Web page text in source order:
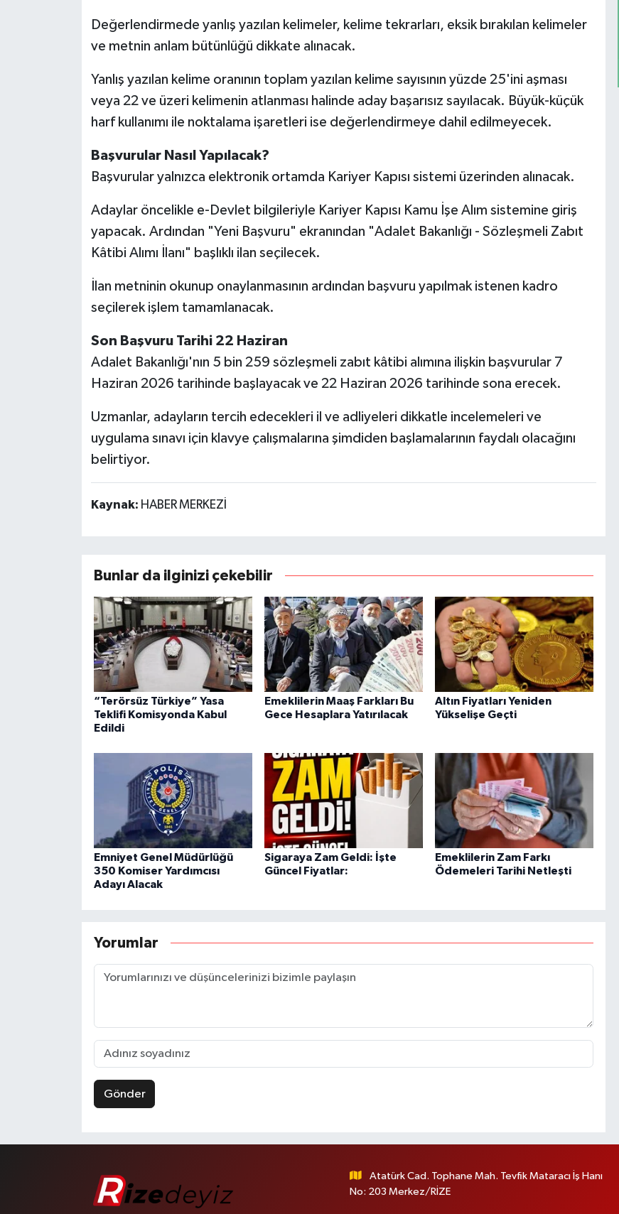
Değerlendirmede yanlış yazılan kelimeler, kelime tekrarları, eksik bırakılan kelimeler
ve metnin anlam bütünlüğü dikkate alınacak.
Yanlış yazılan kelime oranının toplam yazılan kelime sayısının yüzde 25'ini aşması
veya 22 ve üzeri kelimenin atlanması halinde aday başarısız sayılacak. Büyük-küçük
harf kullanımı ile noktalama işaretleri ise değerlendirmeye dahil edilmeyecek.
Başvurular Nasıl Yapılacak?
Başvurular yalnızca elektronik ortamda Kariyer Kapısı sistemi üzerinden alınacak.
Adaylar öncelikle e-Devlet bilgileriyle Kariyer Kapısı Kamu İşe Alım sistemine giriş
yapacak. Ardından "Yeni Başvuru" ekranından "Adalet Bakanlığı - Sözleşmeli Zabıt
Kâtibi Alımı İlanı" başlıklı ilan seçilecek.
İlan metninin okunup onaylanmasının ardından başvuru yapılmak istenen kadro
seçilerek işlem tamamlanacak.
Son Başvuru Tarihi 22 Haziran
Adalet Bakanlığı'nın 5 bin 259 sözleşmeli zabıt kâtibi alımına ilişkin başvurular 7
Haziran 2026 tarihinde başlayacak ve 22 Haziran 2026 tarihinde sona erecek.
Uzmanlar, adayların tercih edecekleri il ve adliyeleri dikkatle incelemeleri ve
uygulama sınavı için klavye çalışmalarına şimdiden başlamalarının faydalı olacağını
belirtiyor.
Kaynak: HABER MERKEZİ
Bunlar da ilginizi çekebilir
“Terörsüz Türkiye” Yasa
Teklifi Komisyonda Kabul
Edildi
Emeklilerin Maaş Farkları Bu
Gece Hesaplara Yatırılacak
Altın Fiyatları Yeniden
Yükselişe Geçti
Emniyet Genel Müdürlüğü
350 Komiser Yardımcısı
Adayı Alacak
Sigaraya Zam Geldi: İşte
Güncel Fiyatlar:
Emeklilerin Zam Farkı
Ödemeleri Tarihi Netleşti
Yorumlar
Gönder
Atatürk Cad. Tophane Mah. Tevfik Mataracı İş Hanı
No: 203 Merkez/RİZE